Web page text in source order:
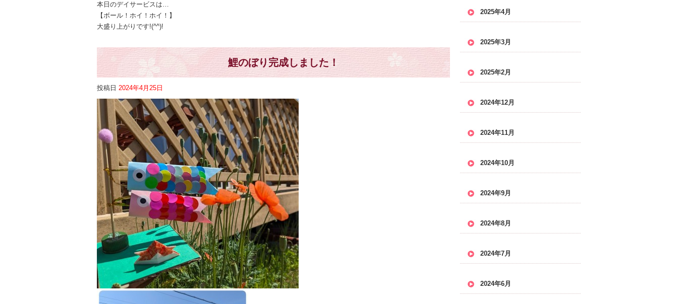
本日のデイサービスは…
【ボール！ホイ！ホイ！】
大盛り上がりです!(^^)!
鯉のぼり完成しました！
投稿日 2024年4月25日
2025年4月
2025年3月
2025年2月
2024年12月
2024年11月
2024年10月
2024年9月
2024年8月
2024年7月
2024年6月